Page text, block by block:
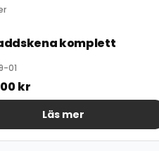
komplett
01
kr
Läs mer